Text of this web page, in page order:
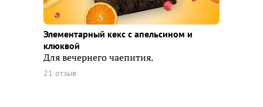
Элементарный кекс с апельсином и
клюквой
Для вечернего чаепития.
21 отзыв